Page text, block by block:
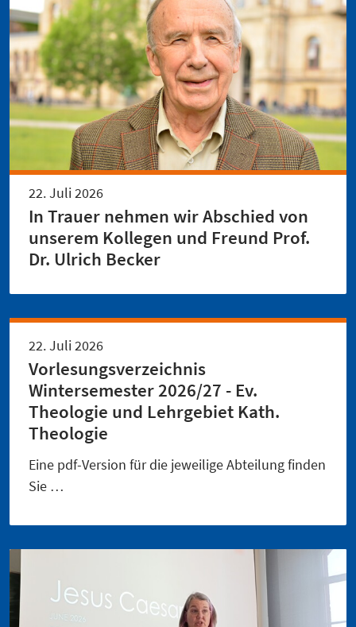
22. Juli 2026
In Trauer nehmen wir Abschied von
unserem Kollegen und Freund Prof.
Dr. Ulrich Becker
22. Juli 2026
Vorlesungsverzeichnis
Wintersemester 2026/27 - Ev.
Theologie und Lehrgebiet Kath.
Theologie
Eine pdf-Version für die jeweilige Abteilung finden
Sie …